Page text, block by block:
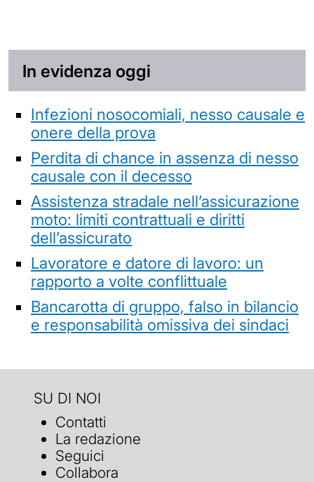
In evidenza oggi
Infezioni nosocomiali, nesso causale e
onere della prova
Perdita di chance in assenza di nesso
causale con il decesso
Assistenza stradale nell’assicurazione
moto: limiti contrattuali e diritti
dell’assicurato
Lavoratore e datore di lavoro: un
rapporto a volte conflittuale
Bancarotta di gruppo, falso in bilancio
e responsabilità omissiva dei sindaci
SU DI NOI
Contatti
La redazione
Seguici
Collabora